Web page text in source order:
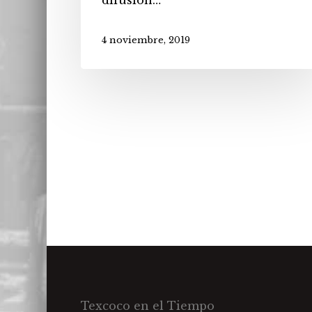
4 noviembre, 2019
Texcoco en el Tiempo